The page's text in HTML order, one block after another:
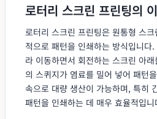
로터리 스크린 프린팅의
로터리 스크린 프린팅은 원통형 스
적으로 패턴을 인쇄하는 방식입니다
라 이동하면서 회전하는 스크린 아
의 스퀴지가 염료를 밀어 넣어 패턴
속으로 대량 생산이 가능하며, 특히
패턴을 인쇄하는 데 매우 효율적입니